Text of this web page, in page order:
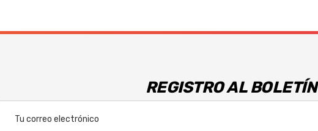
REGISTRO AL BOLETÍN
Electrónico